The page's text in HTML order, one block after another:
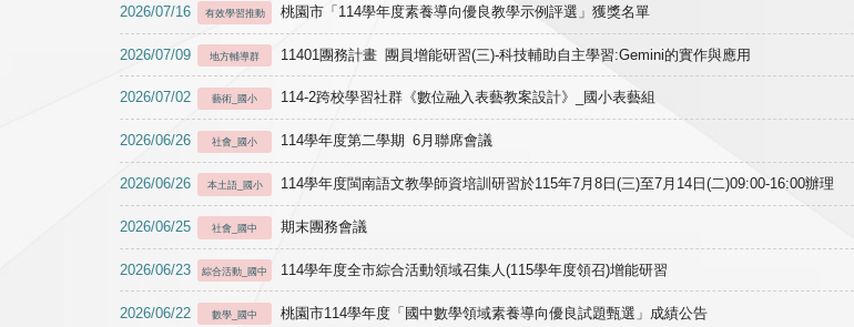
2026/07/16 有效學習推動 桃園市「114學年度素養導向優良教學示例評選」獲獎名單
2026/07/09 地方輔導群 11401團務計畫 團員增能研習(三)-科技輔助自主學習:Gemini的實作與應用
2026/07/02 藝術_國小 114-2跨校學習社群《數位融入表藝教案設計》_國小表藝組
2026/06/26 社會_國小 114學年度第二學期 6月聯席會議
2026/06/26 本土語_國小 114學年度閩南語文教學師資培訓研習於115年7月8日(三)至7月14日(二)09:00-16:00辦理
2026/06/25 社會_國中 期末團務會議
2026/06/23 綜合活動_國中 114學年度全市綜合活動領域召集人(115學年度領召)增能研習
2026/06/22 數學_國中 桃園市114學年度「國中數學領域素養導向優良試題甄選」成績公告